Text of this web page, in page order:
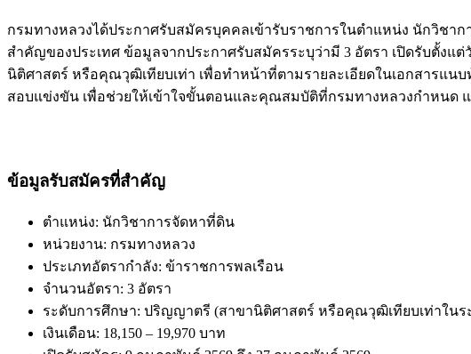
กรมทางหลวงได้ประกาศรับสมัครบุคคลเข้ารับราชการในตำแหน่ง นักวิชา
สำคัญของประเทศ ข้อมูลจากประกาศรับสมัครระบุว่ามี 3 อัตรา เปิดรับตั้ง
นิติศาสตร์ หรือคุณวุฒิเทียบเท่า เพื่อทำหน้าที่ตามรายละเอียดในเอกสารแ
สอบแข่งขัน เพื่อช่วยให้เข้าใจขั้นตอนและคุณสมบัติที่กรมทางหลวงกำหนด
ข้อมูลรับสมัครที่สำคัญ
ตำแหน่ง: นักวิชาการจัดหาที่ดิน
หน่วยงาน: กรมทางหลวง
ประเภทอัตรากำลัง: ข้าราชการพลเรือน
จำนวนอัตรา: 3 อัตรา
ระดับการศึกษา: ปริญญาตรี (สาขานิติศาสตร์ หรือคุณวุฒิเทียบเท่าในร
เงินเดือน: 18,150 – 19,970 บาท